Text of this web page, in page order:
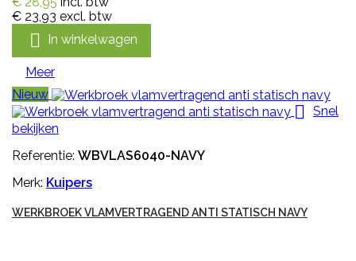
€ 23,93 excl. btw
 In winkelwagen
Meer
Nieuw
 Snel
bekijken
Referentie: WBVLAS6040-NAVY
Merk: Kuipers
WERKBROEK VLAMVERTRAGEND ANTI STATISCH NAVY